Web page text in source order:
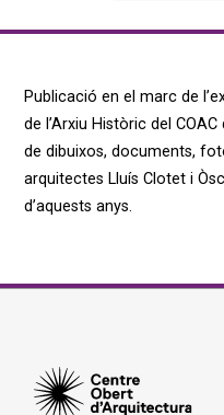
Publicació en el marc de
de l’Arxiu Històric del
de dibuixos, documents,
arquitectes Lluís Clotet i
d’aquests anys.